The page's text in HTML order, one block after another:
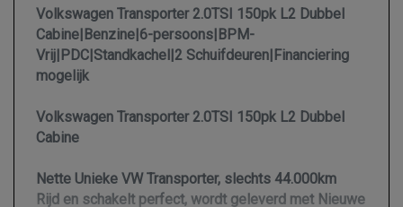
Airco
Armsteun voor
Bestuurdersstoel verwarmd
Betonplex in laadruimte
Binnenspiegel automatisch dimmend
Comfortstoel(en)
Volkswagen Transporter 2.0TSI 150pk L2 Dubbel
Cabine|Benzine|6-persoons|BPM-
Vrij|PDC|Standkachel|2 Schuifdeuren|Financiering
mogelijk
Volkswagen Transporter 2.0TSI 150pk L2 Dubbel
Cabine
Nette Unieke VW Transporter, slechts 44.000km
Rijd en schakelt perfect, wordt geleverd met Nieuwe